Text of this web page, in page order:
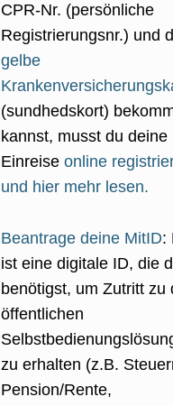
CPR-Nr. (persönliche
Registrierungsnr.) und
gelbe
(sundhedskort)
kannst, musst du deine
Einreise online
und hier mehr lesen.
Beantrage deine MitID:
ist eine digitale ID, die
benötigst, um Zutritt zu
öffentlichen
zu erhalten (z.B.
Pension/Rente,